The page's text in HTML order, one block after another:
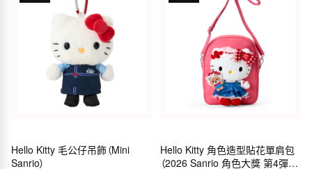
Hello Kitty 毛公仔吊飾（Mini
Sanrio）
Hello Kitty 角色造型貼花單肩包
（2026 Sanrio 角色大獎 第4彈